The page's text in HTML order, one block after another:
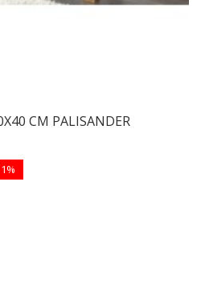
CM PALISANDER